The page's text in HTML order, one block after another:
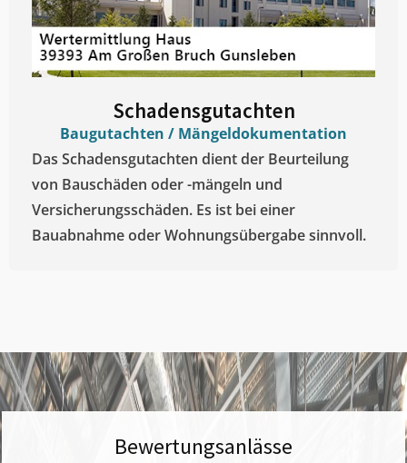
Schadensgutachten
Baugutachten / Mängeldokumentation
Das Schadensgutachten dient der Beurteilung
von Bauschäden oder -mängeln und
Versicherungsschäden. Es ist bei einer
Bauabnahme oder Wohnungsübergabe sinnvoll.
Bewertungsanlässe